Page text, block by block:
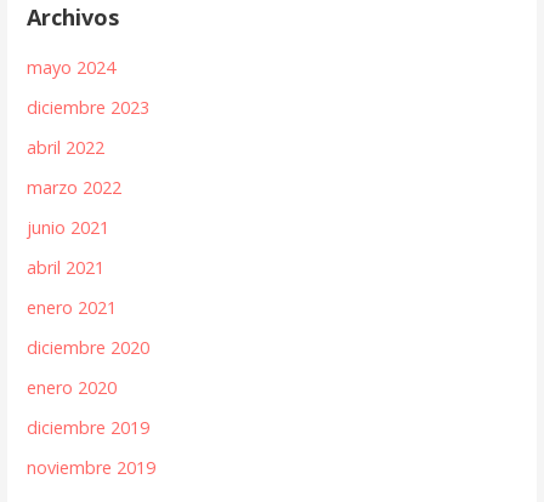
Archivos
mayo 2024
diciembre 2023
abril 2022
marzo 2022
junio 2021
abril 2021
enero 2021
diciembre 2020
enero 2020
diciembre 2019
noviembre 2019